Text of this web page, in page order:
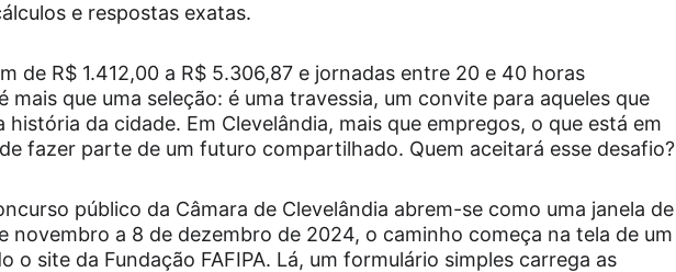
e respostas exatas.
de R$ 1.412,00 a R$ 5.306,87 e jornadas entre 20 e 40 horas
mais que uma seleção: é uma travessia, um convite para aqueles que
da cidade. Em Clevelândia, mais que empregos, o que está em
fazer parte de um futuro compartilhado. Quem aceitará esse desafio?
público da Câmara de Clevelândia abrem-se como uma janela de
novembro a 8 de dezembro de 2024, o caminho começa na tela de um
o site da Fundação FAFIPA. Lá, um formulário simples carrega as